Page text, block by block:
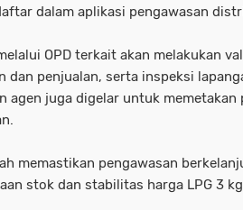
dalam aplikasi pengawasan
OPD terkait akan melakukan
dan penjualan, serta inspeksi
agen juga digelar untuk memetakan
memastikan pengawasan
stok dan stabilitas harga LPG 3